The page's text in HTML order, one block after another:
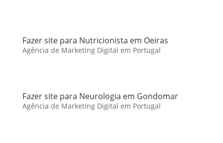
Fazer site para Nutricionista em Oeiras
Agência de Marketing Digital em Portugal
Fazer site para Neurologia em Gondomar
Agência de Marketing Digital em Portugal